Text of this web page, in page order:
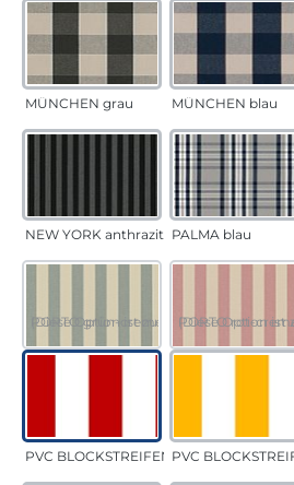
MÜNCHEN grau MÜNCHEN blau
NEW YORK anthrazit PALMA blau
PORTO grün-creme
(Diese Option ist zurzeit nicht
PORTO rot-
(Diese Option ist
PVC BLOCKSTREIFEN rot
PVC